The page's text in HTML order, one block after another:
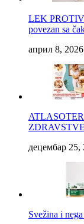
LEK
povezan sa
април 8, 2026
децембар 25,
Svežina i